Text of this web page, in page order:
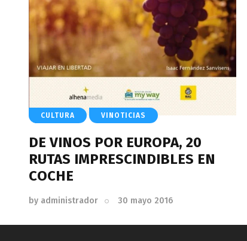
CULTURA VINOTICIAS
DE VINOS POR EUROPA, 20
RUTAS IMPRESCINDIBLES EN
COCHE
by administrador 30 mayo 2016